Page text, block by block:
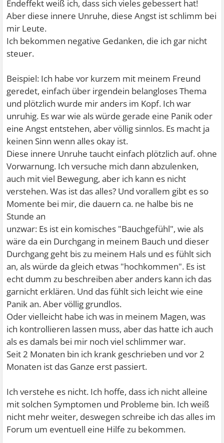
Endeffekt weiß ich, dass sich vieles gebessert hat!
Aber diese innere Unruhe, diese Angst ist schlimm bei
mir Leute.
Ich bekommen negative Gedanken, die ich gar nicht
steuer.
Beispiel: Ich habe vor kurzem mit meinem Freund
geredet, einfach über irgendein belangloses Thema
und plötzlich wurde mir anders im Kopf. Ich war
unruhig. Es war wie als würde gerade eine Panik oder
eine Angst entstehen, aber völlig sinnlos. Es macht ja
keinen Sinn wenn alles okay ist.
Diese innere Unruhe taucht einfach plötzlich auf. ohne
Vorwarnung. Ich versuche mich dann abzulenken,
auch mit viel Bewegung, aber ich kann es nicht
verstehen. Was ist das alles? Und vorallem gibt es so
Momente bei mir, die dauern ca. ne halbe bis ne
Stunde an
unzwar: Es ist ein komisches "Bauchgefühl", wie als
wäre da ein Durchgang in meinem Bauch und dieser
Durchgang geht bis zu meinem Hals und es fühlt sich
an, als würde da gleich etwas "hochkommen". Es ist
echt dumm zu beschreiben aber anders kann ich das
garnicht erklären. Und das fühlt sich leicht wie eine
Panik an. Aber völlig grundlos.
Oder vielleicht habe ich was in meinem Magen, was
ich kontrollieren lassen muss, aber das hatte ich auch
als es damals bei mir noch viel schlimmer war.
Seit 2 Monaten bin ich krank geschrieben und vor 2
Monaten ist das Ganze erst passiert.
Ich verstehe es nicht. Ich hoffe, dass ich nicht alleine
mit solchen Symptomen und Probleme bin. Ich weiß
nicht mehr weiter, deswegen schreibe ich das alles im
Forum um eventuell eine Hilfe zu bekommen.